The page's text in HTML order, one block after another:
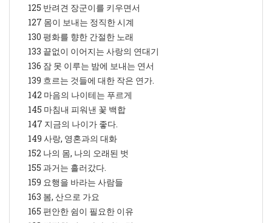
125 반려견 장군이를 키우면서
127 몸이 보내는 정직한 시계
130 평화를 향한 간절한 노래
133 끝없이 이어지는 사랑의 연대기
136 잠 못 이루는 밤에 보내는 연서
139 흐르는 것들에 대한 작은 연가.
142 마음의 나이테는 푸르게
145 마침내 피워낸 꽃 백합
147 지금의 나이가 좋다.
149 사랑, 영혼과의 대화
152 나의 몸, 나의 오래된 벗
155 과거는 흘러갔다.
159 요행을 바라는 사람들
163 봄, 산으로 가요
165 편안한 쉼이 필요한 이유